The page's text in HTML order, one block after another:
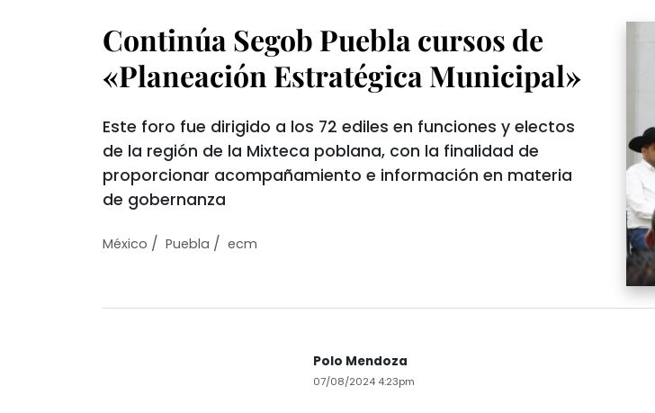
Continúa Segob Puebla cursos de
«Planeación Estratégica Municipal»
Este foro fue dirigido a los 72 ediles en funciones y electos
de la región de la Mixteca poblana, con la finalidad de
proporcionar acompañamiento e información en materia
de gobernanza
México / Puebla / ecm
Polo Mendoza
07/08/2024 4:23pm